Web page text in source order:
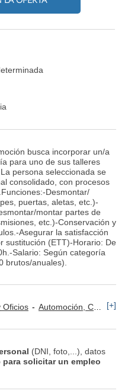
busca incorporar un/a
para uno de sus talleres
persona seleccionada se
consolidado, con procesos
Desmontar/
puertas, aletas, etc.)-
montar partes de
etc.)-Conservación y
Asegurar la satisfacción
sustitución (ETT)-Horario: De
Salario: Según categoría
brutos/anuales).
Oficios Automoción, Carrocería, Chapistería [+]
(DNI, foto,...), datos
para solicitar un empleo